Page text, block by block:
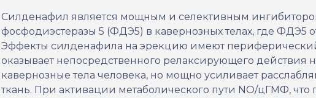
Силденафил является мощным и селективным
фосфодиэстеразы 5 (ФДЭ5) в кавернозных телах, где ФДЭ5
Эффекты силденафила на эрекцию имеют
оказывает непосредственного релаксирующего действия
кавернозные тела человека, но мощно усиливает
ткань. При активации метаболического пути NO/цГМФ,